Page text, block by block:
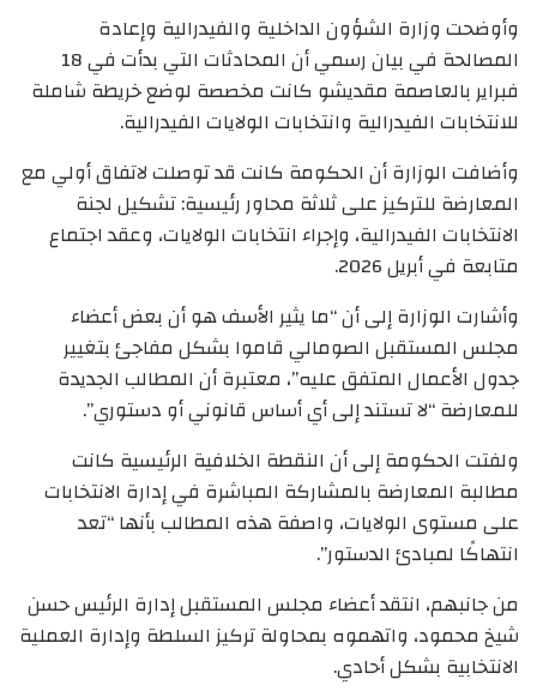
وأوضحت وزارة الشؤون الداخلية والفيدرالية وإعادة
المصالحة في بيان رسمي أن المحادثات التي بدأت في 18
فبراير بالعاصمة مقديشو كانت مخصصة لوضع خريطة شاملة
للانتخابات الفيدرالية وانتخابات الولايات الفيدرالية.
وأضافت الوزارة أن الحكومة كانت قد توصلت لاتفاق أولي مع
المعارضة للتركيز على ثلاثة محاور رئيسية: تشكيل لجنة
الانتخابات الفيدرالية، وإجراء انتخابات الولايات، وعقد اجتماع
متابعة في أبريل 2026.
وأشارت الوزارة إلى أن “ما يثير الأسف هو أن بعض أعضاء
مجلس المستقبل الصومالي قاموا بشكل مفاجئ بتغيير
جدول الأعمال المتفق عليه”، معتبرة أن المطالب الجديدة
للمعارضة “لا تستند إلى أي أساس قانوني أو دستوري”.
ولفتت الحكومة إلى أن النقطة الخلافية الرئيسية كانت
مطالبة المعارضة بالمشاركة المباشرة في إدارة الانتخابات
على مستوى الولايات، واصفة هذه المطالب بأنها “تعد
انتهاكًا لمبادئ الدستور”.
من جانبهم، انتقد أعضاء مجلس المستقبل إدارة الرئيس حسن
شيخ محمود، واتهموه بمحاولة تركيز السلطة وإدارة العملية
الانتخابية بشكل أحادي.